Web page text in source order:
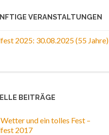
VERANSTALTUNGEN
2025: 30.08.2025 (55 Jahre)
BEITRÄGE
und ein tolles Fest –
2017